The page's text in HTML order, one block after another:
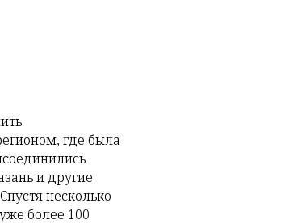
где была
и другие
несколько
более 100